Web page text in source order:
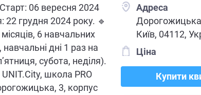
06 вересня 2024
22 грудня 2024 року. 🔹
6 навчальних
дні 1 раз на
субота, неділя).
школа PRO
3, корпус
Адреса
Київ, 04112,
Ціна
Купити